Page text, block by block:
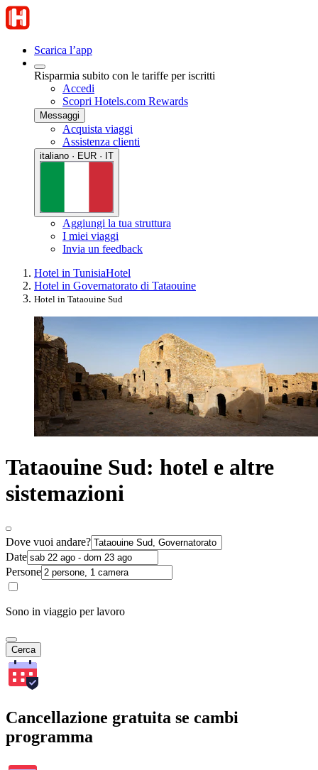
Scarica l’app
Risparmia subito con le tariffe per iscritti
Accedi
Scopri Hotels.com Rewards
Messaggi
Acquista viaggi
Assistenza clienti
italiano · EUR · IT
Aggiungi la tua struttura
I miei viaggi
Invia un feedback
Hotel in TunisiaHotel
Hotel in Governatorato di Tataouine
Hotel in Tataouine Sud
Tataouine Sud: hotel e altre
sistemazioni
Dove vuoi andare?
Date
Persone
Sono in viaggio per lavoro
Cerca
Cancellazione gratuita se cambi
programma